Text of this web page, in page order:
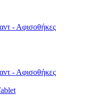
- Αφισοθήκες
- Αφισοθήκες